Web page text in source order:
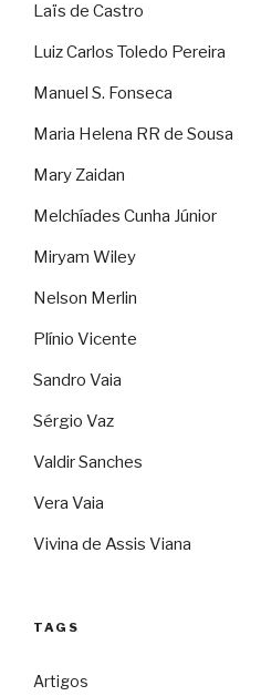
Laïs de Castro
Luiz Carlos Toledo Pereira
Manuel S. Fonseca
Maria Helena RR de Sousa
Mary Zaidan
Melchíades Cunha Júnior
Miryam Wiley
Nelson Merlin
Plínio Vicente
Sandro Vaia
Sérgio Vaz
Valdir Sanches
Vera Vaia
Vivina de Assis Viana
TAGS
Artigos